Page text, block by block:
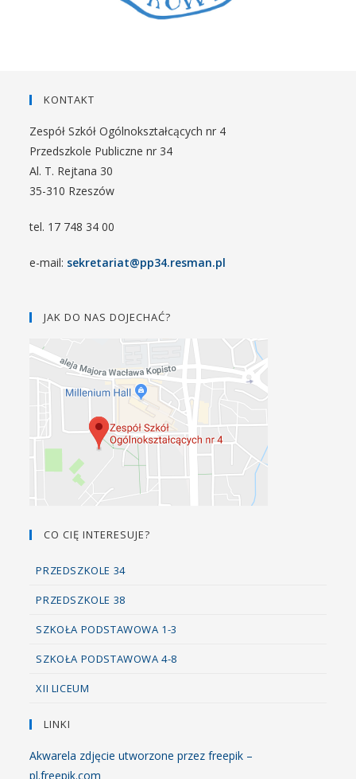
KONTAKT
Zespół Szkół Ogólnokształcących nr 4
Przedszkole Publiczne nr 34
Al. T. Rejtana 30
35-310 Rzeszów
tel. 17 748 34 00
e-mail: sekretariat@pp34.resman.pl
JAK DO NAS DOJECHAĆ?
CO CIĘ INTERESUJE?
PRZEDSZKOLE 34
PRZEDSZKOLE 38
SZKOŁA PODSTAWOWA 1-3
SZKOŁA PODSTAWOWA 4-8
XII LICEUM
LINKI
Akwarela zdjęcie utworzone przez freepik –
pl.freepik.com